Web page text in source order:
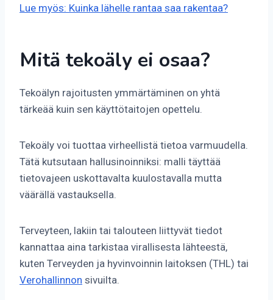
Lue myös: Kuinka lähelle rantaa saa rakentaa?
Mitä tekoäly ei osaa?
Tekoälyn rajoitusten ymmärtäminen on yhtä
tärkeää kuin sen käyttötaitojen opettelu.
Tekoäly voi tuottaa virheellistä tietoa varmuudella.
Tätä kutsutaan hallusinoinniksi: malli täyttää
tietovajeen uskottavalta kuulostavalla mutta
väärällä vastauksella.
Terveyteen, lakiin tai talouteen liittyvät tiedot
kannattaa aina tarkistaa virallisesta lähteestä,
kuten Terveyden ja hyvinvoinnin laitoksen (THL) tai
Verohallinnon sivuilta.